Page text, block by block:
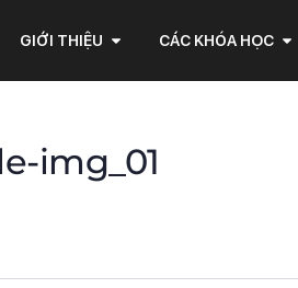
GIỚI THIỆU CÁC KHÓA HỌC
img_01